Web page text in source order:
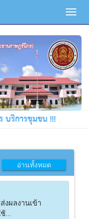
มชน !!!
อ่านทั้งหมด
ผลงานเข้า
...